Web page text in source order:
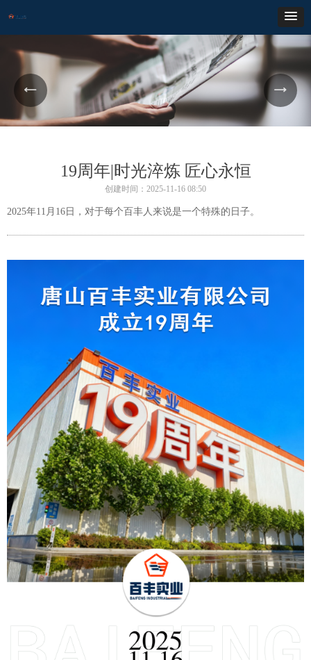
19周年|时光淬炼 匠心永恒
创建时间： 2025-11-16 08:50
2025年11月16日，对于每个百丰人来说是一个特殊的日子。